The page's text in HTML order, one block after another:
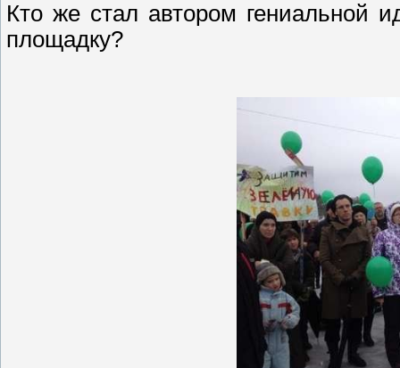
Кто же стал автором гениальной
площадку?